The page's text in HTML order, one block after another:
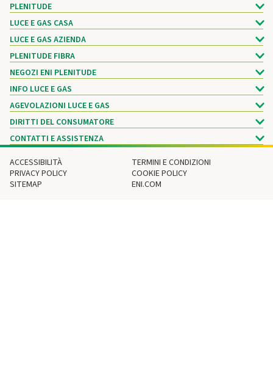
PLENITUDE
LUCE E GAS CASA
LUCE E GAS AZIENDA
PLENITUDE FIBRA
NEGOZI ENI PLENITUDE
INFO LUCE E GAS
AGEVOLAZIONI LUCE E GAS
DIRITTI DEL CONSUMATORE
CONTATTI E ASSISTENZA
ACCESSIBILITÀ
TERMINI E CONDIZIONI
PRIVACY POLICY
COOKIE POLICY
SITEMAP
ENI.COM